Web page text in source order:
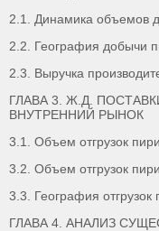
2.1. Динамика объемов
2.2. География добычи
2.3. Выручка
ГЛАВА 3. Ж.Д.
ВНУТРЕННИЙ РЫНОК
3.1. Объем отгрузок
3.2. Объем отгрузок
3.3. География отгрузок
ГЛАВА 4. АНАЛИЗ